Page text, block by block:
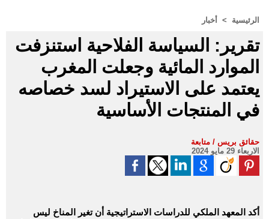
الرئيسية > أخبار
تقرير: السياسة الفلاحية استنزفت
الموارد المائية وجعلت المغرب
يعتمد على الاستيراد لسد خصاصه
في المنتجات الأساسية
حقائق بريس / متابعة
الاربعاء 29 مايو 2024
أكد المعهد الملكي للدراسات الاستراتيجية أن تغير المناخ ليس